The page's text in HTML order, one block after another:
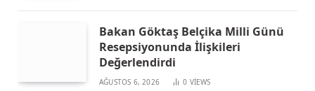
Bakan Göktaş Belçika Milli Günü
Resepsiyonunda İlişkileri
Değerlendirdi
AĞUSTOS 6, 2026 0 VIEWS